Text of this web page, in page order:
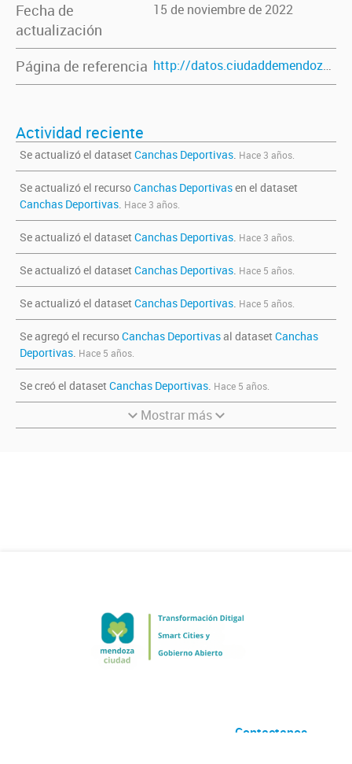
Fecha de
actualización
15 de noviembre de 2022
Página de referencia http://datos.ciudaddemendoza.gob.ar/dataset/canchas-deportivas
Actividad reciente
Se actualizó el dataset Canchas Deportivas. Hace 3 años.
Se actualizó el recursoCanchas Deportivasen el dataset
Canchas Deportivas. Hace 3 años.
Se actualizó el dataset Canchas Deportivas. Hace 3 años.
Se actualizó el dataset Canchas Deportivas. Hace 5 años.
Se actualizó el dataset Canchas Deportivas. Hace 5 años.
Se agregó el recursoCanchas Deportivasal dataset Canchas
Deportivas. Hace 5 años.
Se creó el dataset Canchas Deportivas. Hace 5 años.
Mostrar más
Contactanos